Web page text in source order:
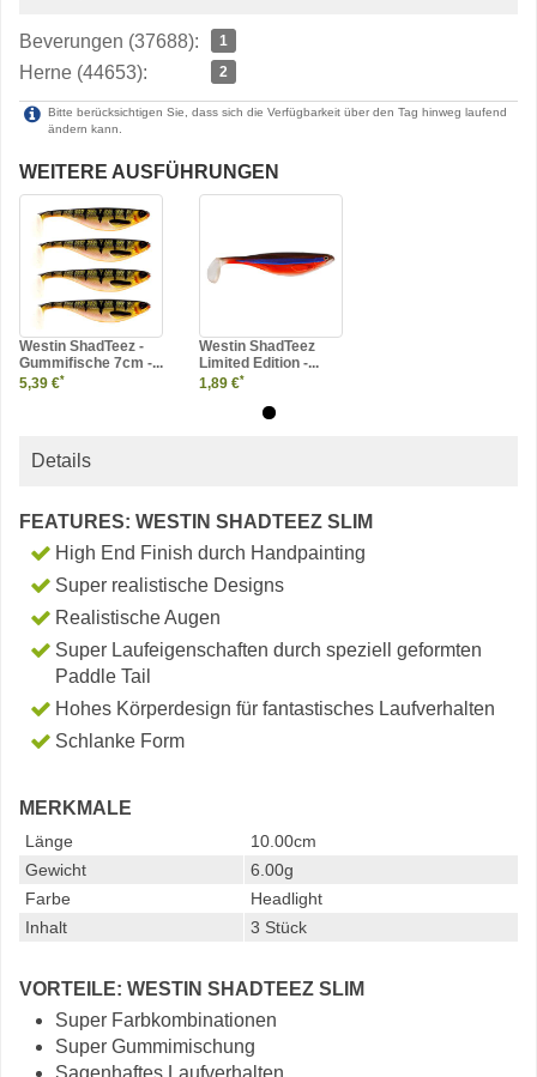
Beverungen (37688): 1
Herne (44653): 2
Bitte berücksichtigen Sie, dass sich die Verfügbarkeit über den Tag hinweg laufend
ändern kann.
WEITERE AUSFÜHRUNGEN
Westin ShadTeez -
Gummifische 7cm -...
5,39 €*
Westin ShadTeez
Limited Edition -...
1,89 €*
Details
FEATURES: WESTIN SHADTEEZ SLIM
High End Finish durch Handpainting
Super realistische Designs
Realistische Augen
Super Laufeigenschaften durch speziell geformten
Paddle Tail
Hohes Körperdesign für fantastisches Laufverhalten
Schlanke Form
MERKMALE
Länge
10.00cm
Gewicht
6.00g
Farbe
Headlight
Inhalt
3 Stück
VORTEILE: WESTIN SHADTEEZ SLIM
Super Farbkombinationen
Super Gummimischung
Sagenhaftes Laufverhalten